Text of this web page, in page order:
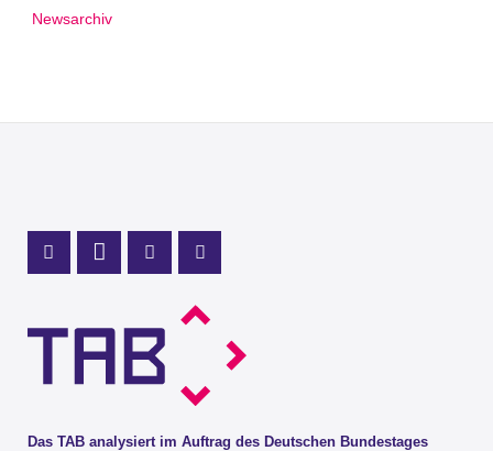
Newsarchiv
Das TAB analysiert im Auftrag des Deutschen Bundestages
Profil Mastodon
LinkedIn Profil
Instagram Profil
Youtube Profil